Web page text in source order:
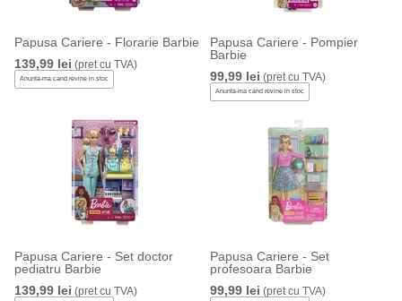
Papusa Cariere - Florarie Barbie
139,99 lei (pret cu TVA)
Anunta-ma cand revine in stoc
Papusa Cariere - Pompier
Barbie
99,99 lei (pret cu TVA)
Anunta-ma cand revine in stoc
Papusa Cariere - Set doctor
pediatru Barbie
139,99 lei (pret cu TVA)
Papusa Cariere - Set
profesoara Barbie
99,99 lei (pret cu TVA)